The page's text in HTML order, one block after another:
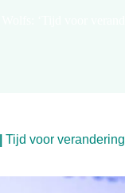
Tijd voor verandering